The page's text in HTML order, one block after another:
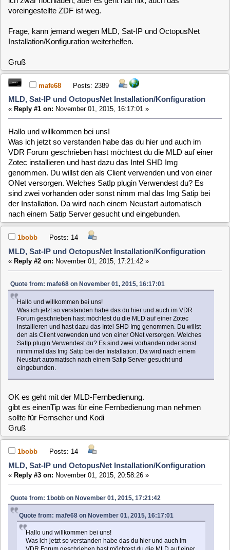
mafe68 Posts: 2389
«Reply #1 on:November 01, 2015, 16:17:01 »
Hallo und willkommen bei uns!
VDR Forum geschrieben hast möchtest du die MLD auf einer
Zotec installieren und hast dazu das Intel SHD Img
genommen. Du willst den als Client verwenden und von einer
sind zwei vorhanden oder sonst nimm mal das Img Satip bei
der Installation. Da wird nach einem Neustart automatisch
1bobb Posts: 14
MLD, Sat-IP und OctopusNet Installation/Konfiguration
«Reply #2 on:November 01, 2015, 17:21:42 »
Quote from: mafe68 on November 01, 2015, 16:17:01
Hallo und willkommen bei uns!
Was ich jetzt so verstanden habe das du hier und auch im VDR
Forum geschrieben hast möchtest du die MLD auf einer Zotec
installieren und hast dazu das Intel SHD Img genommen. Du willst
den als Client verwenden und von einer ONet versorgen. Welches
SatIp plugin Verwendest du? Es sind zwei vorhanden oder sonst
nimm mal das Img Satip bei der Installation. Da wird nach einem
Neustart automatisch nach einem Satip Server gesucht und
sollte für Fernseher und Kodi
Gruß
1bobb Posts: 14
MLD, Sat-IP und OctopusNet Installation/Konfiguration
Reply #3 on:November 01, 2015, 20:58:26 »
Quote from: 1bobb on November 01, 2015, 17:21:42
Quote from: mafe68 on November 01, 2015, 16:17:01
VDR Forum geschrieben hast möchtest du die MLD auf einer
Zotec installieren und hast dazu das Intel SHD Img
genommen. Du willst den als Client verwenden und von
einer ONet versorgen. Welches SatIp plugin Verwendest du?
bei der Installation. Da wird nach einem Neustart automatisch
nach einem Satip Server gesucht und eingebunden.
gibt es einenTip was für eine Fernbedienung man nehmen sollte für
Fernseher und Kodi,
bzw. bei der Zotac ist eine Fernbedienung mit dabei mit der kann
man mit Openelec/Kodi Ein-Aus schalten und Kodi bedienen, kann
Gruß
mafe68 Posts: 2389
MLD, Sat-IP und OctopusNet Installation/Konfiguration